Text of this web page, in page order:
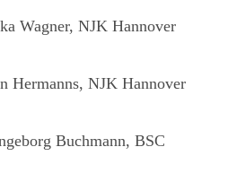
Wagner, NJK Hannover
Hermanns, NJK Hannover
Buchmann, BSC